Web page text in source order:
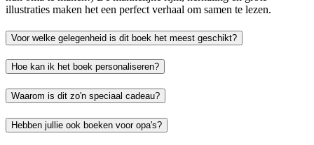
illustraties maken het een perfect verhaal om samen te lezen.
Voor welke gelegenheid is dit boek het meest geschikt?
Hoe kan ik het boek personaliseren?
Waarom is dit zo'n speciaal cadeau?
Hebben jullie ook boeken voor opa's?